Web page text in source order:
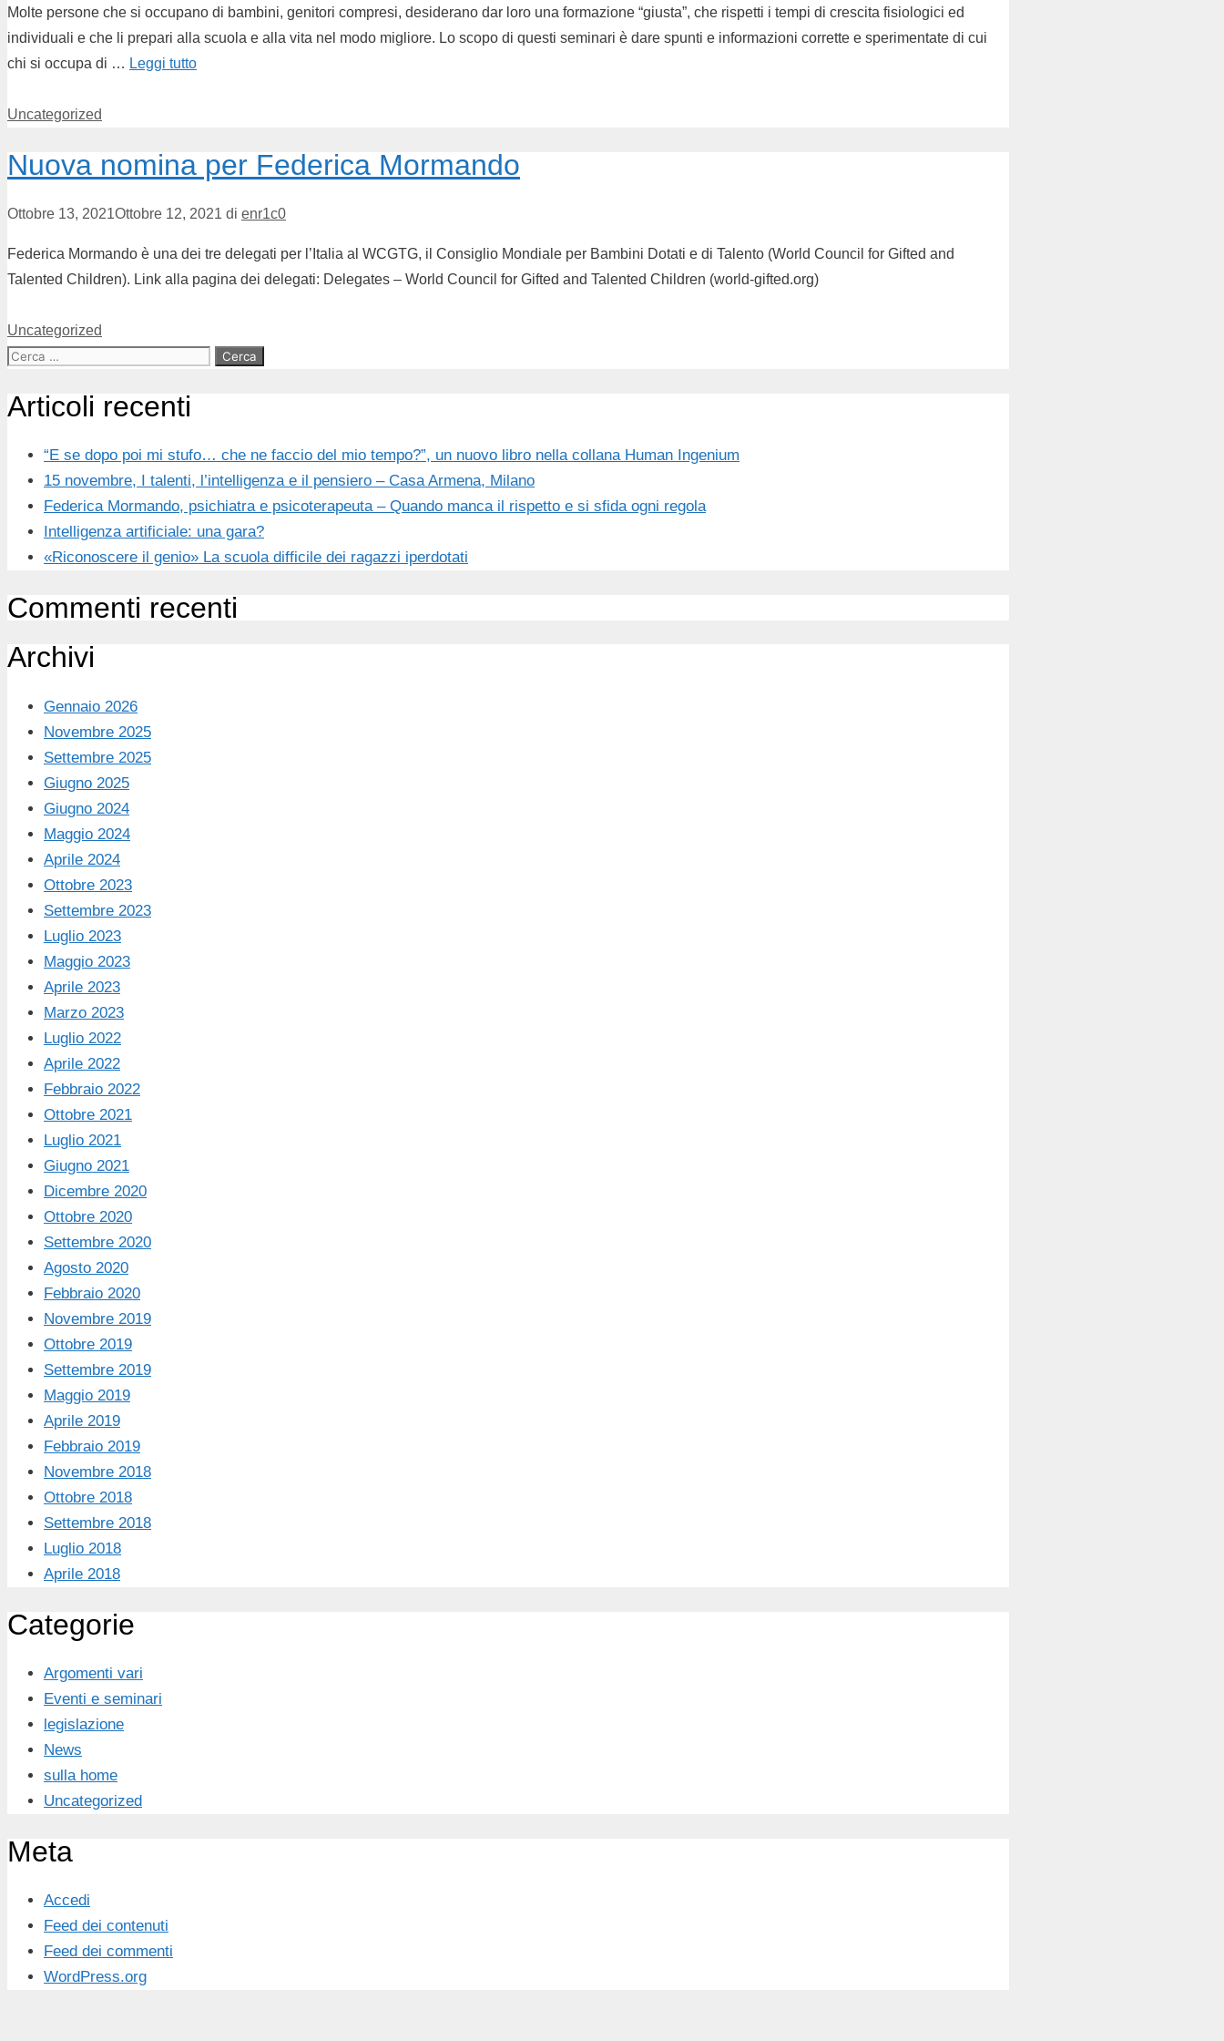
Molte persone che si occupano di bambini, genitori compresi, desiderano dar loro una formazione “giusta”, che rispetti i tempi di crescita fisiologici ed
individuali e che li prepari alla scuola e alla vita nel modo migliore. Lo scopo di questi seminari è dare spunti e informazioni corrette e sperimentate di cui
chi si occupa di … Leggi tutto
Uncategorized
Nuova nomina per Federica Mormando
Ottobre 13, 2021Ottobre 12, 2021 di enr1c0
Federica Mormando è una dei tre delegati per l’Italia al WCGTG, il Consiglio Mondiale per Bambini Dotati e di Talento (World Council for Gifted and
Talented Children). Link alla pagina dei delegati: Delegates – World Council for Gifted and Talented Children (world-gifted.org)
Uncategorized
Articoli recenti
“E se dopo poi mi stufo… che ne faccio del mio tempo?”, un nuovo libro nella collana Human Ingenium
15 novembre, I talenti, l’intelligenza e il pensiero – Casa Armena, Milano
Federica Mormando, psichiatra e psicoterapeuta – Quando manca il rispetto e si sfida ogni regola
Intelligenza artificiale: una gara?
«Riconoscere il genio» La scuola difficile dei ragazzi iperdotati
Commenti recenti
Archivi
Gennaio 2026
Novembre 2025
Settembre 2025
Giugno 2025
Giugno 2024
Maggio 2024
Aprile 2024
Ottobre 2023
Settembre 2023
Luglio 2023
Maggio 2023
Aprile 2023
Marzo 2023
Luglio 2022
Aprile 2022
Febbraio 2022
Ottobre 2021
Luglio 2021
Giugno 2021
Dicembre 2020
Ottobre 2020
Settembre 2020
Agosto 2020
Febbraio 2020
Novembre 2019
Ottobre 2019
Settembre 2019
Maggio 2019
Aprile 2019
Febbraio 2019
Novembre 2018
Ottobre 2018
Settembre 2018
Luglio 2018
Aprile 2018
Categorie
Argomenti vari
Eventi e seminari
legislazione
News
sulla home
Uncategorized
Meta
Accedi
Feed dei contenuti
Feed dei commenti
WordPress.org